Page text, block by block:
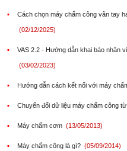
▪ Cách chọn máy chấm công vân tay
(02/12/2025)
▪ VAS 2.2 - Hướng dẫn khai báo nhân
(03/02/2023)
▪ Hướng dẫn cách kết nối với máy
▪ Chuyển đổi dữ liệu máy chấm công
▪ Máy chấm cơm (13/05/2013)
▪ Máy chấm công là gì? (05/09/2014)